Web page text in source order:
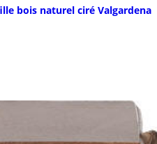
bois naturel ciré Valgardena